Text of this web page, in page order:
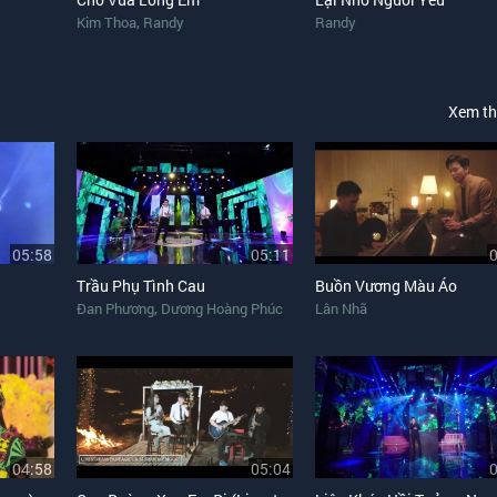
Kim Thoa, Randy Randy
Xem
05:58
05:11
Trầu Phụ Tình Cau
Đan Phương, Dương Hoàng Phúc
Buồn Vương Màu Áo
Lân Nhã
04:58
05:04